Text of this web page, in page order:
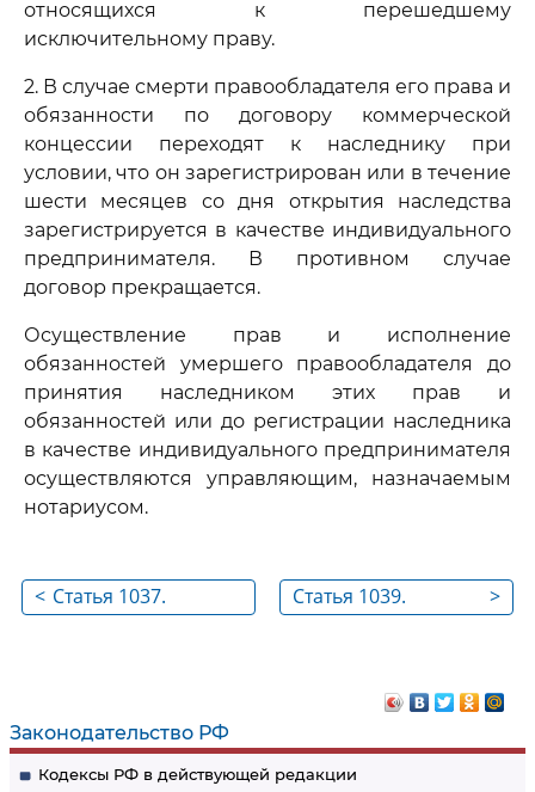
Законодательство РФ
Кодексы РФ в действующей редакции
относящихся к перешедшему
исключительному праву.
2. В случае смерти правообладателя его права и
обязанности по договору коммерческой
концессии переходят к наследнику при
условии, что он зарегистрирован или в течение
шести месяцев со дня открытия наследства
зарегистрируется в качестве индивидуального
предпринимателя. В противном случае
договор прекращается.
Осуществление прав и исполнение
обязанностей умершего правообладателя до
принятия наследником этих прав и
обязанностей или до регистрации наследника
в качестве индивидуального предпринимателя
осуществляются управляющим, назначаемым
нотариусом.
< Статья 1037.
>
Статья 1039.
коммерческого
обозначения